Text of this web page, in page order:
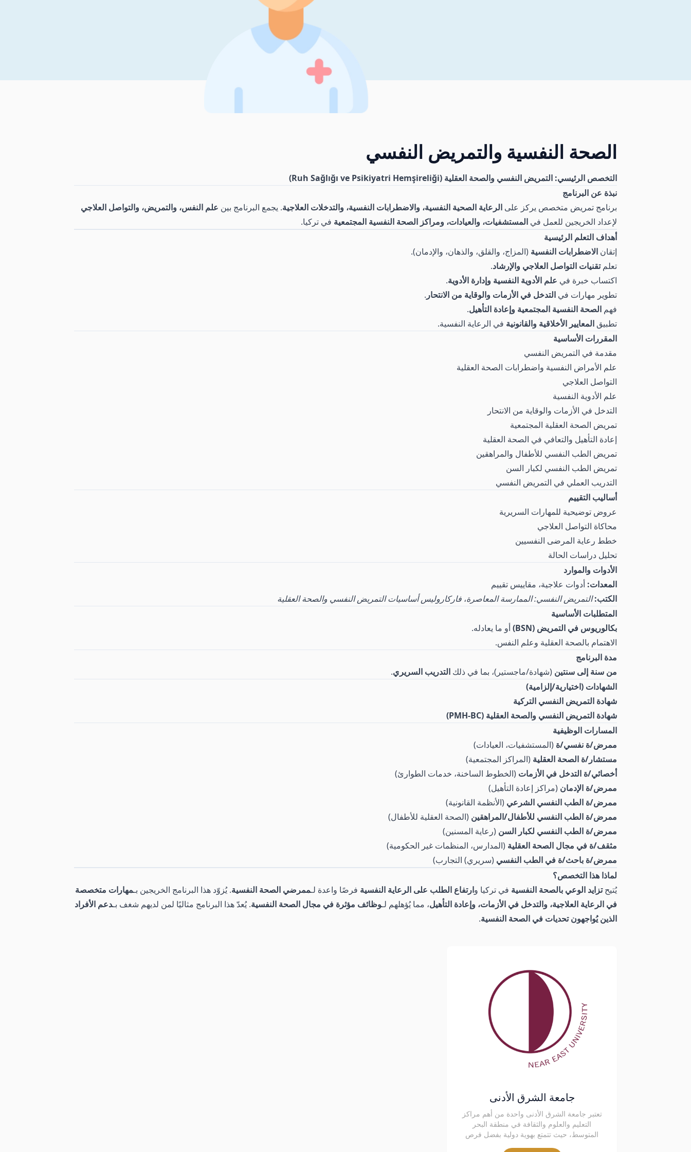
الصحة النفسية والتمريض النفسي
التخصص الرئيسي: التمريض النفسي والصحة العقلية (Ruh Sağlığı ve Psikiyatri Hemşireliği)
نبذة عن البرنامج
برنامج تمريض متخصص يركز على الرعاية الصحية النفسية، والاضطرابات النفسية، والتدخلات العلاجية. يجمع البرنامج بين علم النفس، والتمريض، والتواصل العلاجي
لإعداد الخريجين للعمل في المستشفيات، والعيادات، ومراكز الصحة النفسية المجتمعية في تركيا.
أهداف التعلم الرئيسية
إتقان الاضطرابات النفسية (المزاج، والقلق، والذهان، والإدمان).
تعلمتقنيات التواصل العلاجي والإرشاد.
اكتساب خبرة في علم الأدوية النفسية وإدارة الأدوية.
تطوير مهارات في التدخل في الأزمات والوقاية من الانتحار.
فهم الصحة النفسية المجتمعية وإعادة التأهيل.
تطبيقالمعايير الأخلاقية والقانونية في الرعاية النفسية.
المقررات الأساسية
مقدمة في التمريض النفسي
علم الأمراض النفسية واضطرابات الصحة العقلية
التواصل العلاجي
علم الأدوية النفسية
التدخل في الأزمات والوقاية من الانتحار
تمريض الصحة العقلية المجتمعية
إعادة التأهيل والتعافي في الصحة العقلية
تمريض الطب النفسي للأطفال والمراهقين
تمريض الطب النفسي لكبار السن
التدريب العملي في التمريض النفسي
أساليب التقييم
عروض توضيحية للمهارات السريرية
محاكاة التواصل العلاجي
خطط رعاية المرضى النفسيين
​​تحليل دراسات الحالة
الأدوات والموارد
المعدات: أدوات علاجية، مقاييس تقييم
الكتب: التمريض النفسي: الممارسة المعاصرة، فاركاروليس أساسيات التمريض النفسي والصحة العقلية
المتطلبات الأساسية
بكالوريوس في التمريض (BSN)
أو ما يعادله.
الاهتمام بالصحة العقلية وعلم النفس.
مدة البرنامج
من سنة إلى سنتين (شهادة/ماجستير)، بما في ذلك التدريب السريري.
الشهادات (اختيارية/إلزامية)
شهادة التمريض النفسي التركية
شهادة التمريض النفسي والصحة العقلية (PMH-BC)
المسارات الوظيفية
ممرض/ة نفسي/ة (المستشفيات، العيادات)
مستشار/ة الصحة العقلية (المراكز المجتمعية)
أخصائي/ة التدخل في الأزمات (الخطوط الساخنة، خدمات الطوارئ)
ممرض/ة الإدمان (مراكز إعادة التأهيل)
ممرض/ة الطب النفسي الشرعي (الأنظمة القانونية)
ممرض/ة الطب النفسي للأطفال/المراهقين (الصحة العقلية للأطفال)
ممرض/ة الطب النفسي لكبار السن (رعاية المسنين)
مثقف/ة في مجال الصحة العقلية (المدارس، المنظمات غير الحكومية)
ممرض/ة باحث/ة في الطب النفسي (سريري) التجارب)
لماذا هذا التخصص؟
يُتيحتزايد الوعي بالصحة النفسية في تركيا وارتفاع الطلب على الرعاية النفسية فرصًا واعدة لـممرضي الصحة النفسية. يُزوّد ​​هذا البرنامج الخريجين بـمهارات متخصصة
في الرعاية العلاجية، والتدخل في الأزمات، وإعادة التأهيل، مما يُؤهلهم لـوظائف مؤثرة في مجال الصحة النفسية. يُعدّ هذا البرنامج مثاليًا لمن لديهم شغف بـدعم الأفراد
الذين يُواجهون تحديات في الصحة النفسية.
جامعة الشرق الأدنى
تعتبر جامعة الشرق الأدنى واحدة من أهم مراكز
التعليم والعلوم والثقافة في منطقة البحر
المتوسط، حيث تتمتع بهوية دولية بفضل فرص